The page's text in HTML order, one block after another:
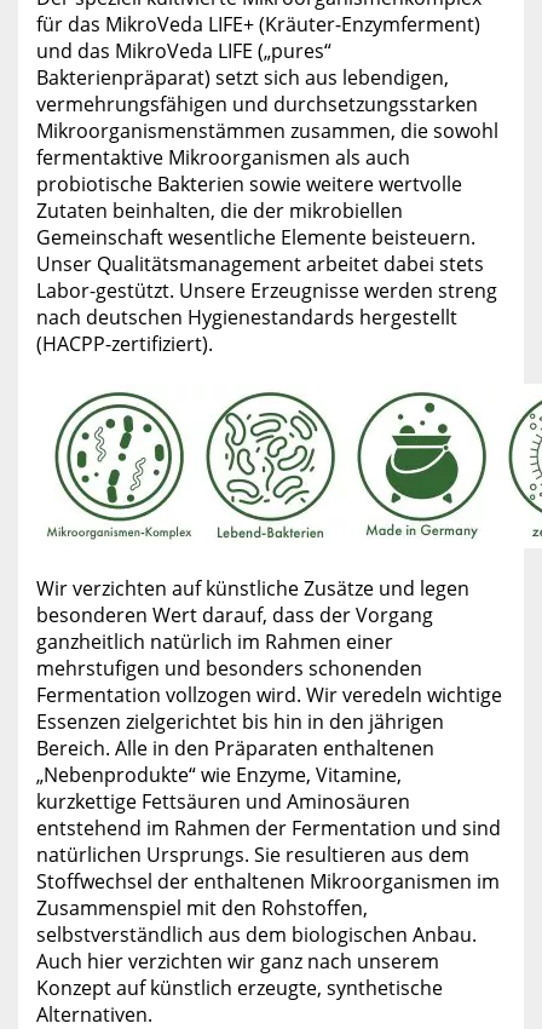
für das MikroVeda LIFE+ (Kräuter-Enzymferment)
und das MikroVeda LIFE („pures“
Bakterienpräparat) setzt sich aus lebendigen,
vermehrungsfähigen und durchsetzungsstarken
Mikroorganismenstämmen zusammen, die sowohl
fermentaktive Mikroorganismen als auch
probiotische Bakterien sowie weitere wertvolle
Zutaten beinhalten, die der mikrobiellen
Gemeinschaft wesentliche Elemente beisteuern.
Unser Qualitätsmanagement arbeitet dabei stets
Labor-gestützt. Unsere Erzeugnisse werden streng
nach deutschen Hygienestandards hergestellt
(HACPP-zertifiziert).
Wir verzichten auf künstliche Zusätze und legen
besonderen Wert darauf, dass der Vorgang
ganzheitlich natürlich im Rahmen einer
mehrstufigen und besonders schonenden
Fermentation vollzogen wird. Wir veredeln wichtige
Essenzen zielgerichtet bis hin in den jährigen
Bereich. Alle in den Präparaten enthaltenen
„Nebenprodukte“ wie Enzyme, Vitamine,
kurzkettige Fettsäuren und Aminosäuren
entstehend im Rahmen der Fermentation und sind
natürlichen Ursprungs. Sie resultieren aus dem
Stoffwechsel der enthaltenen Mikroorganismen im
Zusammenspiel mit den Rohstoffen,
selbstverständlich aus dem biologischen Anbau.
Auch hier verzichten wir ganz nach unserem
Konzept auf künstlich erzeugte, synthetische
Alternativen.